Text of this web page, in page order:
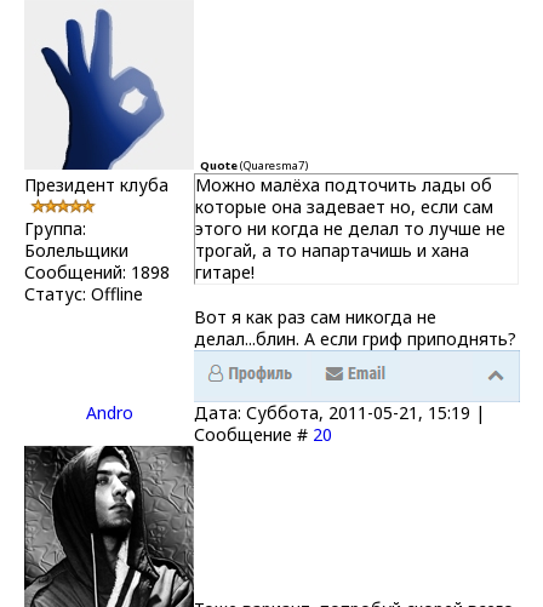
Президент клуба
Группа:
Болельщики
Сообщений: 1898
Статус: Offline
Quote(Quaresma7)
Можно малёха подточить лады об
которые она задевает но, если сам
этого ни когда не делал то лучше не
трогай, а то напартачишь и хана
гитаре!
Вот я как раз сам никогда не
делал...блин. А если гриф приподнять?
Andro
Дата: Суббота, 2011-05-21, 15:19 |
Сообщение # 20